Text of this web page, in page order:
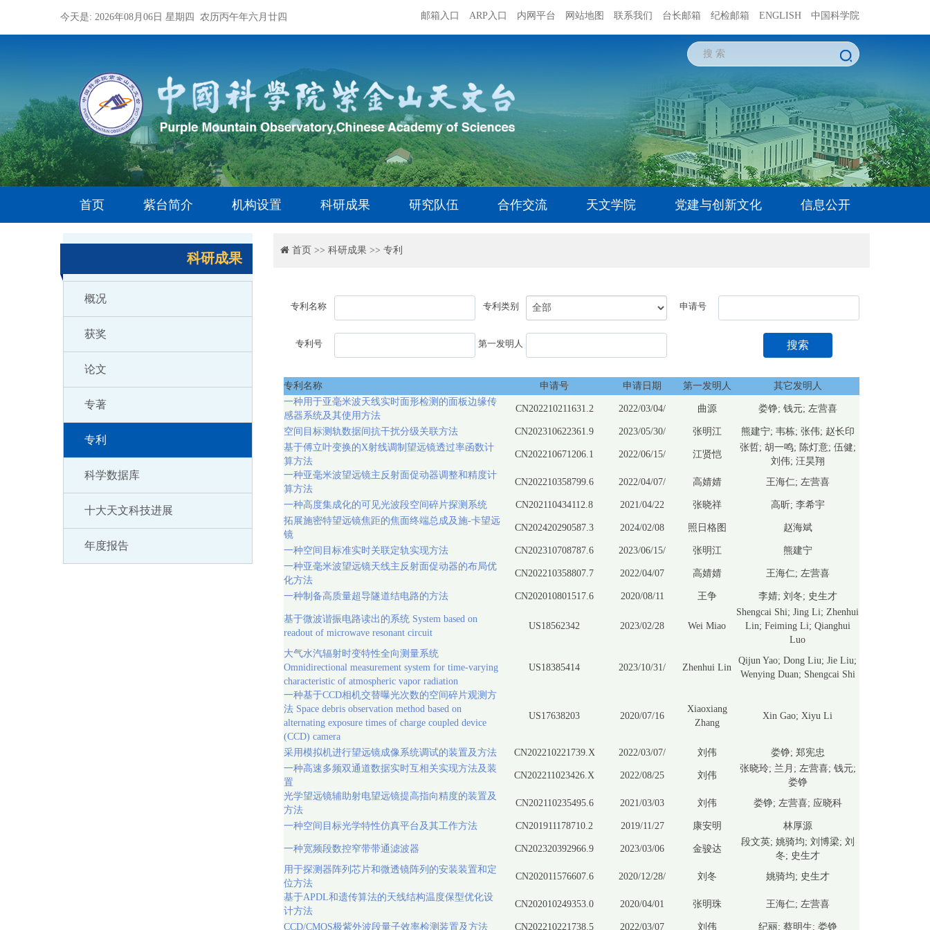
今天是: 2026年08月06日 星期四 农历丙午年六月廿四 邮箱入口 ARP入口 内网平台 网站地图 联系我们 台长邮箱 纪检邮箱 ENGLISH 中国科学院
首页 紫台简介 机构设置 科研成果 研究队伍 合作交流 天文学院 党建与创新文化 信息公开
科研成果
概况
获奖
论文
专著
专利
科学数据库
十大天文科技进展
年度报告
首页 >> 科研成果 >> 专利
专利名称 专利类别 申请号
专利号 第一发明人 搜索
专利名称 申请号 申请日期 第一发明人
其它发明人
一种用于亚毫米波天线实时面形检测的面板边缘传
感器系统及其使用方法
CN202210211631.2 2022/03/04/ 曲源 娄铮; 钱元; 左营喜
空间目标测轨数据间抗干扰分级关联方法 CN202310622361.9 2023/05/30/ 张明江
熊建宁; 韦栋; 张伟; 赵长印
基于傅立叶变换的X射线调制望远镜透过率函数计
算方法
CN202210671206.1 2022/06/15/ 江贤恺
张哲; 胡一鸣; 陈灯意; 伍健;
刘伟; 汪昊翔
一种亚毫米波望远镜主反射面促动器调整和精度计
算方法
CN202210358799.6 2022/04/07/ 高婧婧 王海仁; 左营喜
一种高度集成化的可见光波段空间碎片探测系统 CN202110434112.8 2021/04/22 张晓祥
高昕; 李希宇
拓展施密特望远镜焦距的焦面终端总成及施-卡望远
镜
CN202420290587.3 2024/02/08 照日格图 赵海斌
一种空间目标准实时关联定轨实现方法 CN202310708787.6 2023/06/15/ 张明江
熊建宁
一种亚毫米波望远镜天线主反射面促动器的布局优
化方法
CN202210358807.7 2022/04/07 高婧婧 王海仁; 左营喜
一种制备高质量超导隧道结电路的方法 CN202010801517.6 2020/08/11 王争 李婧; 刘冬; 史生才
基于微波谐振电路读出的系统 System based on
readout of microwave resonant circuit
US18562342 2023/02/28 Wei Miao
Shengcai Shi; Jing Li; Zhenhui
Lin; Feiming Li; Qianghui
Luo
大气水汽辐射时变特性全向测量系统
Omnidirectional measurement system for time-varying
characteristic of atmospheric vapor radiation
US18385414 2023/10/31/ Zhenhui Lin
Qijun Yao; Dong Liu; Jie Liu;
Wenying Duan; Shengcai Shi
一种基于CCD相机交替曝光次数的空间碎片观测方
法 Space debris observation method based on
alternating exposure times of charge coupled device
(CCD) camera
US17638203 2020/07/16
Xiaoxiang
Zhang
Xin Gao; Xiyu Li
采用模拟机进行望远镜成像系统调试的装置及方法 CN202210221739.X 2022/03/07/ 刘伟
娄铮; 郑宪忠
一种高速多频双通道数据实时互相关实现方法及装
置
CN202211023426.X 2022/08/25 刘伟
张晓玲; 兰月; 左营喜; 钱元;
娄铮
光学望远镜辅助射电望远镜提高指向精度的装置及
方法
CN202110235495.6 2021/03/03 刘伟 娄铮; 左营喜; 应晓科
一种空间目标光学特性仿真平台及其工作方法 CN201911178710.2 2019/11/27 康安明 林厚源
一种宽频段数控窄带带通滤波器 CN202320392966.9 2023/03/06 金骏达
段文英; 姚骑均; 刘博梁; 刘
冬; 史生才
用于探测器阵列芯片和微透镜阵列的安装装置和定
位方法
CN202011576607.6 2020/12/28/ 刘冬
姚骑均; 史生才
基于APDL和遗传算法的天线结构温度保型优化设
计方法
CN202010249353.0 2020/04/01 张明珠 王海仁; 左营喜
CCD/CMOS极紫外波段量子效率检测装置及方法 CN202210221738.5 2022/03/07 刘伟 纪丽; 蔡明生; 娄铮